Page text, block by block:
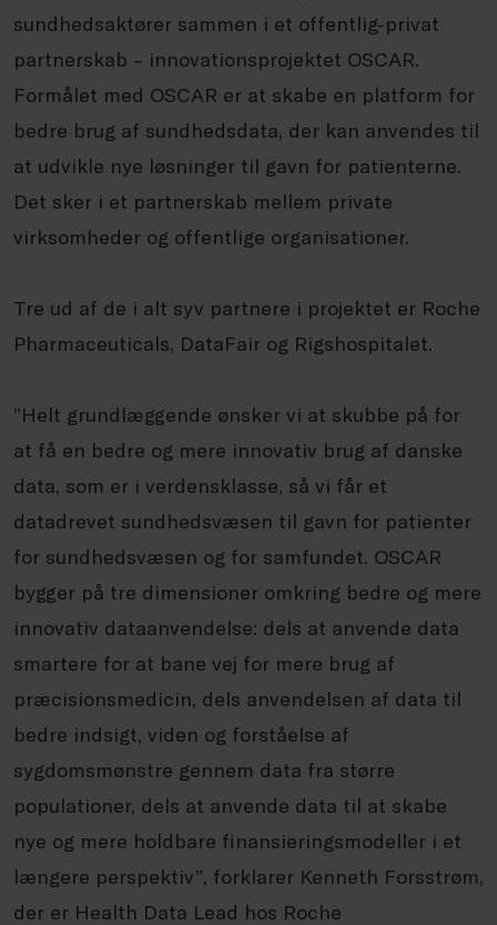
sundhedsaktører sammen i et offentlig-privat
partnerskab – innovationsprojektet OSCAR.
Formålet med OSCAR er at skabe en platform for
bedre brug af sundhedsdata, der kan anvendes til
at udvikle nye løsninger til gavn for patienterne.
Det sker i et partnerskab mellem private
virksomheder og offentlige organisationer.
Tre ud af de i alt syv partnere i projektet er Roche
Pharmaceuticals, DataFair og Rigshospitalet.
”Helt grundlæggende ønsker vi at skubbe på for
at få en bedre og mere innovativ brug af danske
data, som er i verdensklasse, så vi får et
datadrevet sundhedsvæsen til gavn for patienter
for sundhedsvæsen og for samfundet. OSCAR
bygger på tre dimensioner omkring bedre og mere
innovativ dataanvendelse: dels at anvende data
smartere for at bane vej for mere brug af
præcisionsmedicin, dels anvendelsen af data til
bedre indsigt, viden og forståelse af
sygdomsmønstre gennem data fra større
populationer, dels at anvende data til at skabe
nye og mere holdbare finansieringsmodeller i et
længere perspektiv”, forklarer Kenneth Forsstrøm,
der er Health Data Lead hos Roche